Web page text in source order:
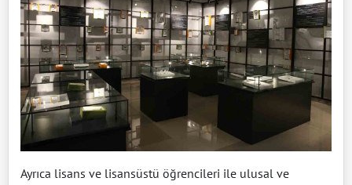
Ayrıca lisans ve lisansüstü öğrencileri ile ulusal ve